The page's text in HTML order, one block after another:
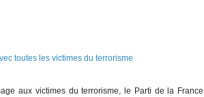
aux victimes du terrorisme, le Parti de la France